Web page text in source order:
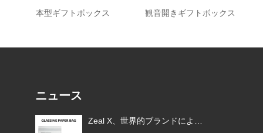
本型ギフトボックス 観音開きギフトボックス
ニュース
Zeal X、世界的ブランドによる